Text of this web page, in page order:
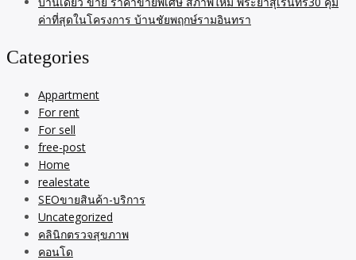
ค่าที่สุดในโครงการ บ้านชัยพฤกษ์รามอินทรา
Categories
Appartment
For rent
For sell
free-post
Home
realestate
SEOขายสินค้า-บริการ
Uncategorized
คลินิกตรวจสุขภาพ
คอนโด